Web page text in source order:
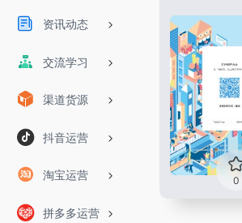
资讯动态
交流学习
渠道货源
抖音运营
淘宝运营
拼多多运营
0